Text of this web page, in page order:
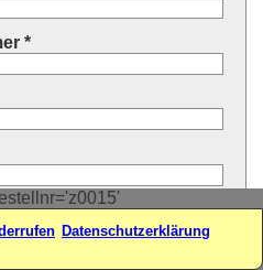
*
eintragen)
Datenschutzerklärung